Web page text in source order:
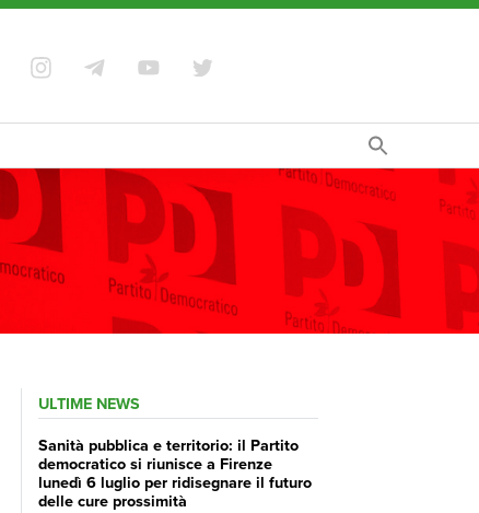
ULTIME NEWS
Sanità pubblica e territorio: il Partito
democratico si riunisce a Firenze
lunedì 6 luglio per ridisegnare il futuro
delle cure prossimità